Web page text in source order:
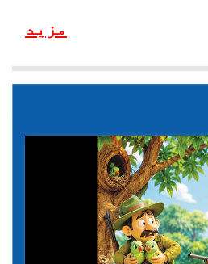
مزید